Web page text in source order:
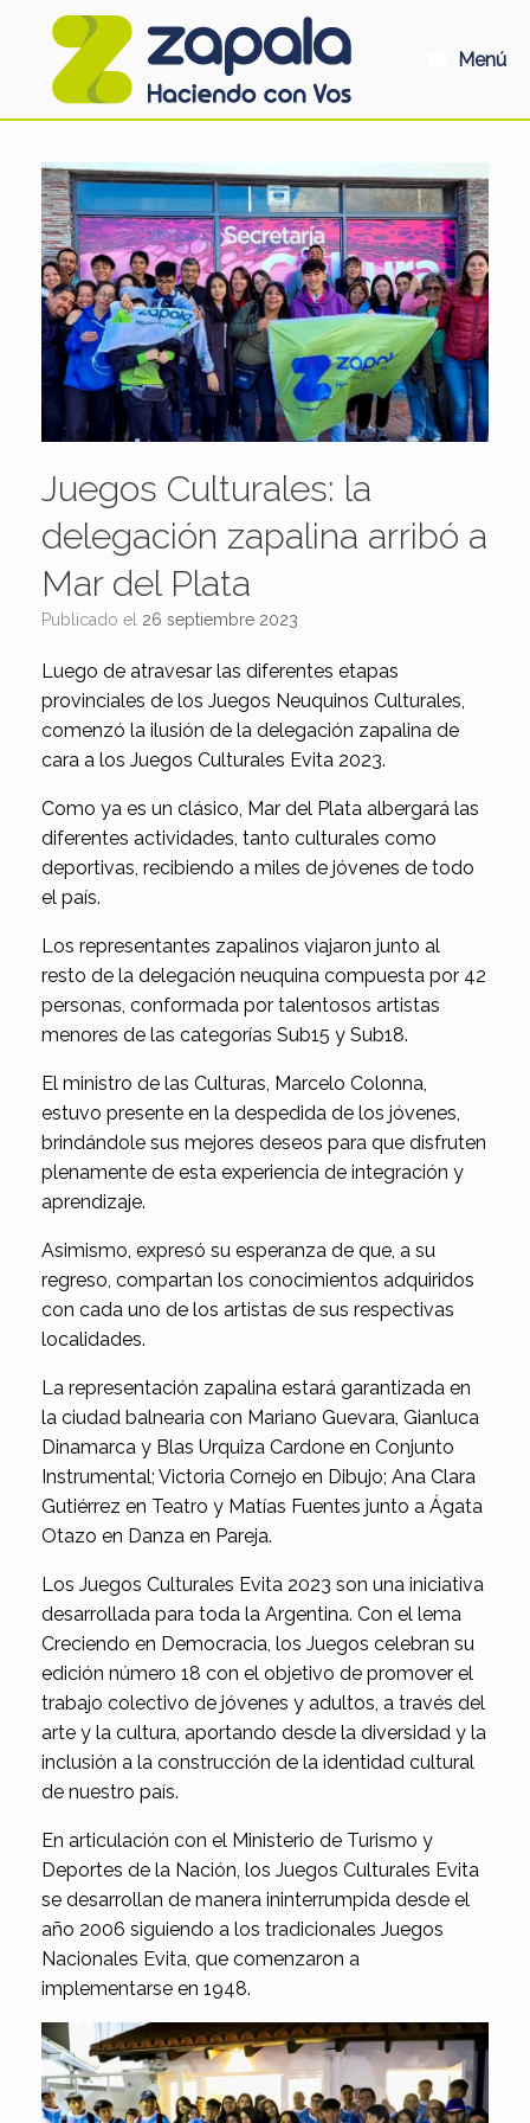
Menú
Juegos Culturales: la
delegación zapalina arribó a
Mar del Plata
Publicado el 26 septiembre 2023
Luego de atravesar las diferentes etapas
provinciales de los Juegos Neuquinos Culturales,
comenzó la ilusión de la delegación zapalina de
cara a los Juegos Culturales Evita 2023.
Como ya es un clásico, Mar del Plata albergará las
diferentes actividades, tanto culturales como
deportivas, recibiendo a miles de jóvenes de todo
el país.
Los representantes zapalinos viajaron junto al
resto de la delegación neuquina compuesta por 42
personas, conformada por talentosos artistas
menores de las categorías Sub15 y Sub18.
El ministro de las Culturas, Marcelo Colonna,
estuvo presente en la despedida de los jóvenes,
brindándole sus mejores deseos para que disfruten
plenamente de esta experiencia de integración y
aprendizaje.
Asimismo, expresó su esperanza de que, a su
regreso, compartan los conocimientos adquiridos
con cada uno de los artistas de sus respectivas
localidades.
La representación zapalina estará garantizada en
la ciudad balnearia con Mariano Guevara, Gianluca
Dinamarca y Blas Urquiza Cardone en Conjunto
Instrumental; Victoria Cornejo en Dibujo; Ana Clara
Gutiérrez en Teatro y Matías Fuentes junto a Ágata
Otazo en Danza en Pareja.
Los Juegos Culturales Evita 2023 son una iniciativa
desarrollada para toda la Argentina. Con el lema
Creciendo en Democracia, los Juegos celebran su
edición número 18 con el objetivo de promover el
trabajo colectivo de jóvenes y adultos, a través del
arte y la cultura, aportando desde la diversidad y la
inclusión a la construcción de la identidad cultural
de nuestro país.
En articulación con el Ministerio de Turismo y
Deportes de la Nación, los Juegos Culturales Evita
se desarrollan de manera ininterrumpida desde el
año 2006 siguiendo a los tradicionales Juegos
Nacionales Evita, que comenzaron a
implementarse en 1948.